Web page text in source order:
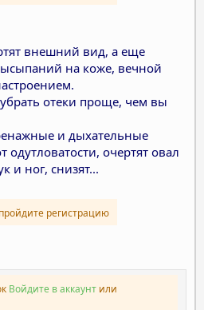
внешний вид, а еще
на коже, вечной
отеки проще, чем вы
и дыхательные
одутловатости, очертят овал
и ног, снизят...
регистрацию
Войдите в аккаунт или